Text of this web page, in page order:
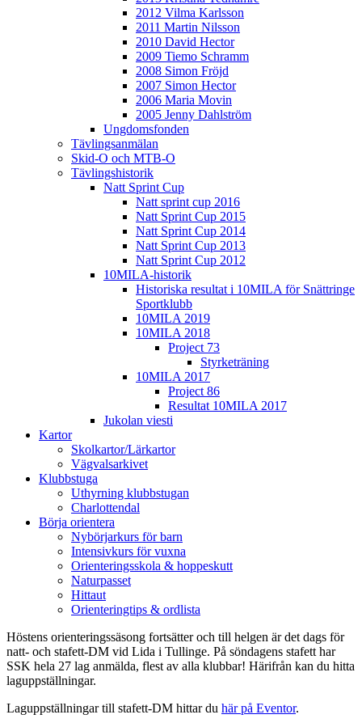
2012 Vilma Karlsson
2011 Martin Nilsson
2010 David Hector
2009 Tiemo Schramm
2008 Simon Fröjd
2007 Simon Hector
2006 Maria Movin
2005 Jenny Dahlström
Ungdomsfonden
Tävlingsanmälan
Skid-O och MTB-O
Tävlingshistorik
Natt Sprint Cup
Natt sprint cup 2016
Natt Sprint Cup 2015
Natt Sprint Cup 2014
Natt Sprint Cup 2013
Natt Sprint Cup 2012
10MILA-historik
Historiska resultat i 10MILA för Snättringe
Sportklubb
10MILA 2019
10MILA 2018
Project 73
Styrketräning
10MILA 2017
Project 86
Resultat 10MILA 2017
Jukolan viesti
Kartor
Skolkartor/Lärkartor
Vägvalsarkivet
Klubbstuga
Uthyrning klubbstugan
Charlottendal
Börja orientera
Nybörjarkurs för barn
Intensivkurs för vuxna
Orienteringsskola & hoppeskutt
Naturpasset
Hittaut
Orienteringtips & ordlista
Höstens orienteringssäsong fortsätter och till helgen är det dags för
natt- och stafett-DM vid Lida i Tullinge. På söndagens stafett har
SSK hela 27 lag anmälda, flest av alla klubbar! Härifrån kan du hitta
laguppställningar.
Laguppställningar till stafett-DM hittar du här på Eventor.